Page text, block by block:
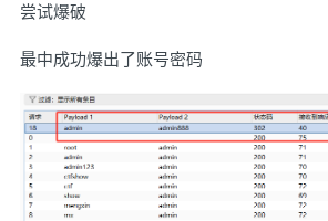
尝试爆破
最中成功爆出了账号密码